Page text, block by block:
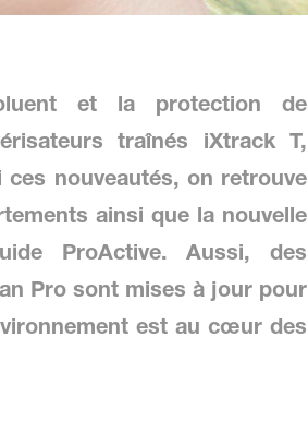
et la protection de
traînés iXtrack T,
ces nouveautés, on retrouve
ainsi que la nouvelle
ProActive. Aussi, des
Pro sont mises à jour pour
est au cœur des